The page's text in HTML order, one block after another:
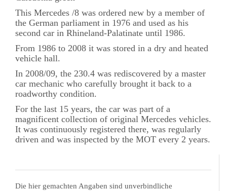
This Mercedes /8 was ordered new by a member of
the German parliament in 1976 and used as his
second car in Rhineland-Palatinate until 1986.
From 1986 to 2008 it was stored in a dry and heated
vehicle hall.
In 2008/09, the 230.4 was rediscovered by a master
car mechanic who carefully brought it back to a
roadworthy condition.
For the last 15 years, the car was part of a
magnificent collection of original Mercedes vehicles.
It was continuously registered there, was regularly
driven and was inspected by the MOT every 2 years.
Die hier gemachten Angaben sind unverbindliche